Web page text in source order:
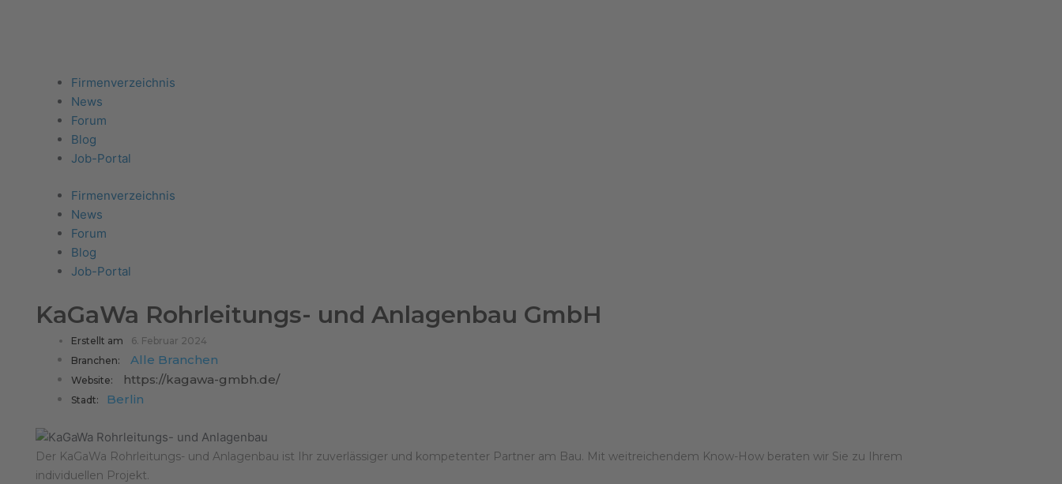
Menu
Firmenverzeichnis
News
Forum
Blog
Job-Portal
Firmenverzeichnis
News
Forum
Blog
Job-Portal
KaGaWa Rohrleitungs- und Anlagenbau GmbH
Erstellt am
6. Februar 2024
Branchen:
Alle Branchen
Website: https://kagawa-gmbh.de/
Stadt: Berlin
Der KaGaWa Rohrleitungs- und Anlagenbau ist Ihr zuverlässiger und kompetenter Partner am Bau. Mit weitreichendem Know-How beraten wir Sie zu Ihrem
individuellen Projekt.